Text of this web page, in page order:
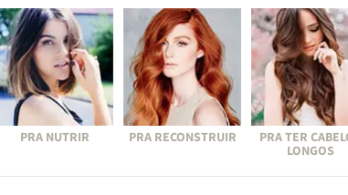
PRA NUTRIR PRA RECONSTRUIR
PRA TER
LONGOS